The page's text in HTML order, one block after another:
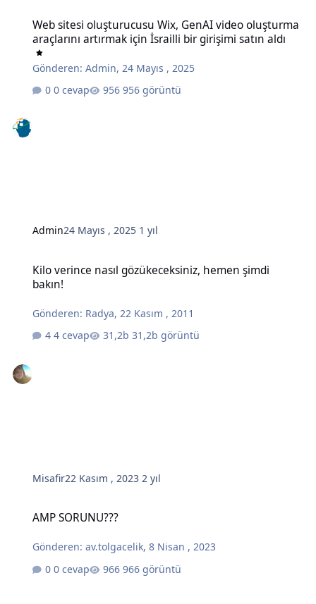
Web sitesi oluşturucusu Wix, GenAI video oluşturma
araçlarını artırmak için İsrailli bir girişimi satın aldı
Gönderen:Admin, 24 Mayıs , 2025
0 cevap
956 görüntü
Admin24 Mayıs , 2025 1 yıl
Kilo verince nasıl gözükeceksiniz, hemen şimdi
bakın!
Gönderen: Radya, 22 Kasım , 2011
4 cevap
31,2b görüntü
Misafir22 Kasım , 20232 yıl
AMP SORUNU???
Gönderen:av.tolgacelik,8 Nisan , 2023
0 cevap
966 görüntü